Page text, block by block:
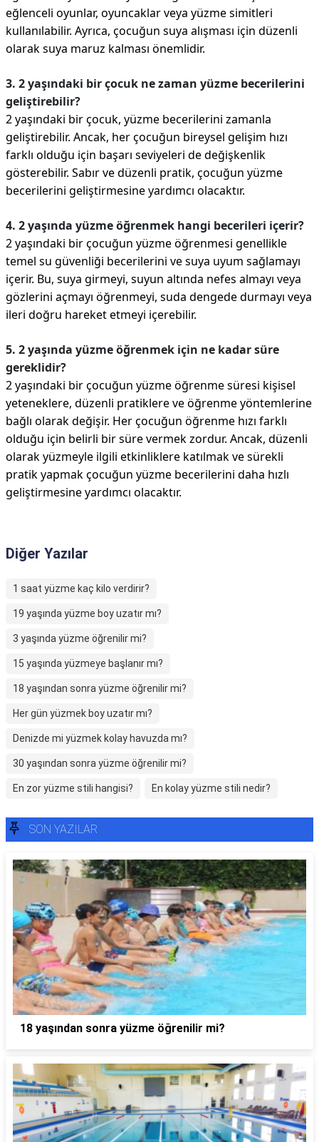
eğlenceli oyunlar, oyuncaklar veya yüzme simitleri
kullanılabilir. Ayrıca, çocuğun suya alışması için düzenli
olarak suya maruz kalması önemlidir.
3. 2 yaşındaki bir çocuk ne zaman yüzme becerilerini
geliştirebilir?
2 yaşındaki bir çocuk, yüzme becerilerini zamanla
geliştirebilir. Ancak, her çocuğun bireysel gelişim hızı
farklı olduğu için başarı seviyeleri de değişkenlik
gösterebilir. Sabır ve düzenli pratik, çocuğun yüzme
becerilerini geliştirmesine yardımcı olacaktır.
4. 2 yaşında yüzme öğrenmek hangi becerileri içerir?
2 yaşındaki bir çocuğun yüzme öğrenmesi genellikle
temel su güvenliği becerilerini ve suya uyum sağlamayı
içerir. Bu, suya girmeyi, suyun altında nefes almayı veya
gözlerini açmayı öğrenmeyi, suda dengede durmayı veya
ileri doğru hareket etmeyi içerebilir.
5. 2 yaşında yüzme öğrenmek için ne kadar süre
gereklidir?
2 yaşındaki bir çocuğun yüzme öğrenme süresi kişisel
yeteneklere, düzenli pratiklere ve öğrenme yöntemlerine
bağlı olarak değişir. Her çocuğun öğrenme hızı farklı
olduğu için belirli bir süre vermek zordur. Ancak, düzenli
olarak yüzmeyle ilgili etkinliklere katılmak ve sürekli
pratik yapmak çocuğun yüzme becerilerini daha hızlı
geliştirmesine yardımcı olacaktır.
Diğer Yazılar
1 saat yüzme kaç kilo verdirir?
19 yaşında yüzme boy uzatır mı?
3 yaşında yüzme öğrenilir mi?
15 yaşında yüzmeye başlanır mı?
18 yaşından sonra yüzme öğrenilir mi?
Her gün yüzmek boy uzatır mı?
Denizde mi yüzmek kolay havuzda mı?
30 yaşından sonra yüzme öğrenilir mi?
En zor yüzme stili hangisi? En kolay yüzme stili nedir?
SON YAZILAR
18 yaşından sonra yüzme öğrenilir mi?